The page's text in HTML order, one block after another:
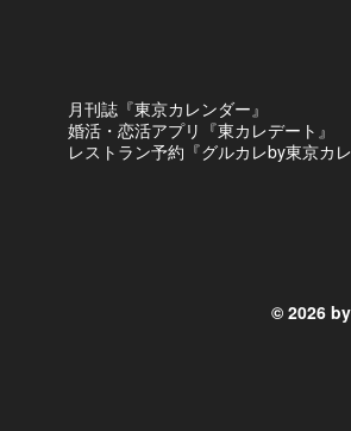
月刊誌『東京カレンダー』
婚活・恋活アプリ『東カレデート』
レストラン予約『グルカレby東京カレ
© 2026